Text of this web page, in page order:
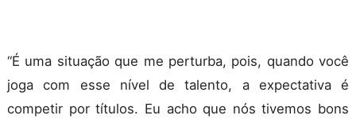
“É uma situação que me perturba, pois, quando você
joga com esse nível de talento, a expectativa é
competir por títulos. Eu acho que nós tivemos bons